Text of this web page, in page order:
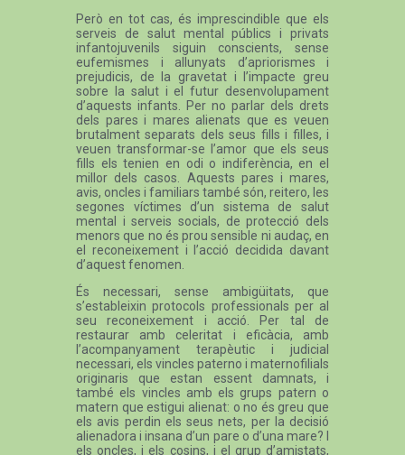
Però en tot cas, és imprescindible que els
serveis de salut mental públics i privats
infantojuvenils siguin conscients, sense
eufemismes i allunyats d’apriorismes i
prejudicis, de la gravetat i l’impacte greu
sobre la salut i el futur desenvolupament
d’aquests infants. Per no parlar dels drets
dels pares i mares alienats que es veuen
brutalment separats dels seus fills i filles, i
veuen transformar-se l’amor que els seus
fills els tenien en odi o indiferència, en el
millor dels casos. Aquests pares i mares,
avis, oncles i familiars també són, reitero, les
segones víctimes d’un sistema de salut
mental i serveis socials, de protecció dels
menors que no és prou sensible ni audaç, en
el reconeixement i l’acció decidida davant
d’aquest fenomen.
És necessari, sense ambigüitats, que
s’estableixin protocols professionals per al
seu reconeixement i acció. Per tal de
restaurar amb celeritat i eficàcia, amb
l’acompanyament terapèutic i judicial
necessari, els vincles paterno i maternofilials
originaris que estan essent damnats, i
també els vincles amb els grups patern o
matern que estigui alienat: o no és greu que
els avis perdin els seus nets, per la decisió
alienadora i insana d’un pare o d’una mare? I
els oncles, i els cosins, i el grup d’amistats,